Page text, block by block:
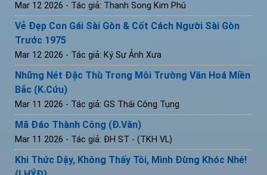
Mar 12 2026 - Tác giả: Thanh Song Kim Phú
Vẻ Đẹp Con Gái Sài Gòn & Cốt Cách Người Sài Gòn
Trước 1975
Mar 12 2026 - Tác giả: Ký Sự Ảnh Xưa
Những Nét Đặc Thù Trong Môi Trường Văn Hoá Miền
Bắc (K.Cứu)
Mar 11 2026 - Tác giả: GS Thái Công Tụng
Mã Đáo Thành Công (Đ.Văn)
Mar 11 2026 - Tác giả: ĐH ST - (TKH VL)
Khi Thức Dậy, Không Thấy Tôi, Mình Đừng Khóc Nhé!